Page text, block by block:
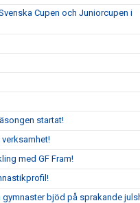
Cupen och Juniorcupen i
startat!
med GF Fram!
gymnaster bjöd på sprakande